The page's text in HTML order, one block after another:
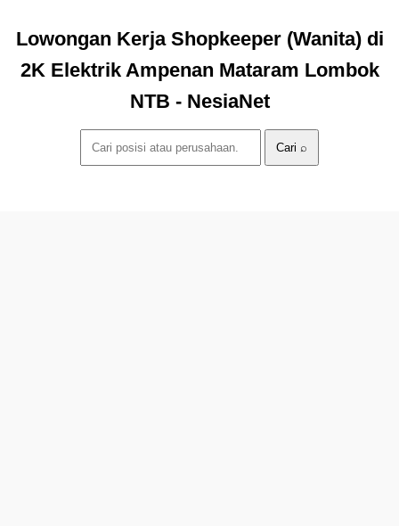
Lowongan Kerja Shopkeeper (Wanita) di
2K Elektrik Ampenan Mataram Lombok
NTB - NesiaNet
Cari ⌕